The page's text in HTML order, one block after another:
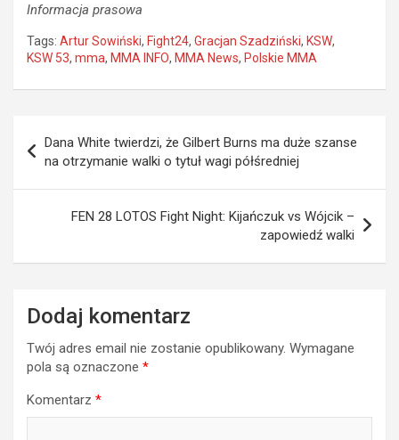
Informacja prasowa
Tags: Artur Sowiński, Fight24, Gracjan Szadziński, KSW,
KSW 53, mma, MMA INFO, MMA News, Polskie MMA
wpisu
Dana White twierdzi, że Gilbert Burns ma duże szanse
na otrzymanie walki o tytuł wagi półśredniej
FEN 28 LOTOS Fight Night: Kijańczuk vs Wójcik –
zapowiedź walki
Dodaj komentarz
Twój adres email nie zostanie opublikowany. Wymagane
pola są oznaczone *
Komentarz *